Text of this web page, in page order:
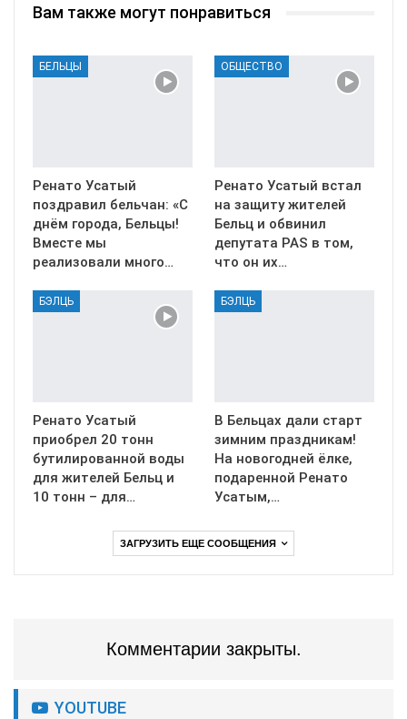
Вам также могут понравиться
БЕЛЬЦЫ
Ренато Усатый
поздравил бельчан: «С
днём города, Бельцы!
Вместе мы
реализовали много…
ОБЩЕСТВО
Ренато Усатый встал
на защиту жителей
Бельц и обвинил
депутата PAS в том,
что он их…
БЭЛЦЬ
Ренато Усатый
приобрел 20 тонн
бутилированной воды
для жителей Бельц и
10 тонн – для…
БЭЛЦЬ
В Бельцах дали старт
зимним праздникам!
На новогодней ёлке,
подаренной Ренато
Усатым,…
ЗАГРУЗИТЬ ЕЩЕ СООБЩЕНИЯ
Комментарии закрыты.
YOUTUBE